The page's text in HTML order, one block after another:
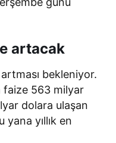
artacak
bekleniyor.
faize 563 milyar
dolara ulaşan
yana yıllık en